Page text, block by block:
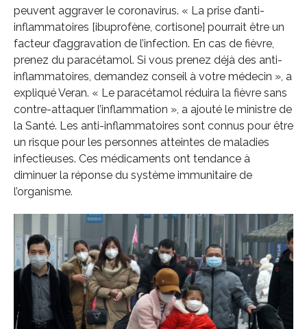
peuvent aggraver le coronavirus. « La prise d’anti-
inflammatoires [ibuprofène, cortisone] pourrait être un
facteur d’aggravation de l’infection. En cas de fièvre,
prenez du paracétamol. Si vous prenez déjà des anti-
inflammatoires, demandez conseil à votre médecin », a
expliqué Veran. « Le paracétamol réduira la fièvre sans
contre-attaquer l’inflammation », a ajouté le ministre de
la Santé. Les anti-inflammatoires sont connus pour être
un risque pour les personnes atteintes de maladies
infectieuses. Ces médicaments ont tendance à
diminuer la réponse du système immunitaire de
l’organisme.